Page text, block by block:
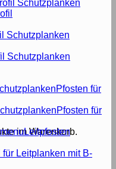
im Warenkorb.
Pfosten für
Pfosten für
Leitpfosten